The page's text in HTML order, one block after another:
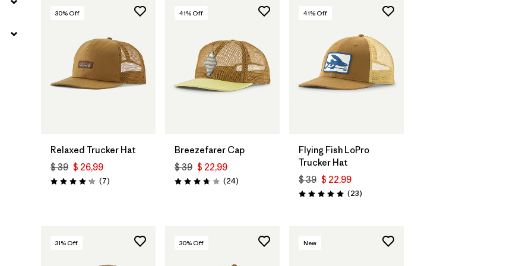
30% Off
Relaxed Trucker Hat
$ 39 $ 26,99
Valoración: 4.1 / 5
(7Comentarios
)
41% Off
Breezefarer Cap
$ 39 $ 22,99
Valoración: 3.8 / 5
(24Comentarios
)
41% Off
Flying Fish LoPro
Trucker Hat
$ 39 $ 22,99
Valoración: 5.0 / 5
(23Comentarios
)
31% Off 30% Off New